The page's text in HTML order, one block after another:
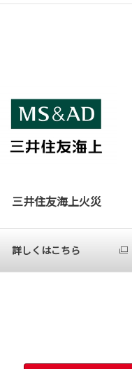
三井住友海上火災
詳しくはこちら